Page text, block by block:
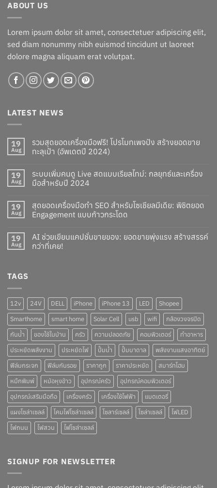
ABOUT US
Lorem ipsum dolor sit amet, consectetuer adipiscing elit,
sed diam nonummy nibh euismod tincidunt ut laoreet
dolore magna aliquam erat volutpat.
LATEST NEWS
19
Aug
รวมสุดยอดเครื่องมือฟรี! โปรโมทเพจปัง สร้างยอดขาย
ทะลุเป้า (อัพเดตปี 2024)
19
Aug
ระบบเพิ่มคนดู Live สดแบบเรียลไทม์: กลยุทธ์และเครื่อง
มือสำหรับปี 2024
19
Aug
สุดยอดเครื่องมือทำ SEO สำหรับโซเชียลมีเดีย: พิชิตยอด
Engagement แบบก้าวกระโดด
19
Aug
AI ช่วยเขียนแคปชั่นขายของ: ยอดขายพุ่งแรง สร้างสรรค์
กว่าที่เคย!
TAGS
12v 24V DELL iPhone iPhone 13 LED
Shopee
Smarthome
smart home Solar Cell usb wifi
กล้องวงจรปิด
กันน้ำ
ของใช้ในบ้าน ครัว ความปลอดภัย คอมพิวเตอร์
ทำอาหาร
ประหยัดพลังงาน
ประหยัดไฟ ปั๊มน้ำ ปั๊มบาดาล
พลังงานแสงอาทิตย์
ฟิล์มกระจก
ฟิล์มกันรอย ราคาถูก ราคาประหยัด
สมาร์ทโฮม
หมึกพิมพ์
หม้อหุงข้าว อุปกรณ์ครัว
อุปกรณ์คอมพิวเตอร์
อุปกรณ์เสริมมือถือ
เครื่องครัว เครื่องใช้ไฟฟ้า
แบตเตอรี่
แผงโซล่าเซลล์
โคมไฟโซล่าเซลล์ โซลาร์เซลล์ โซล่าเซลล์
ไฟLED
ไฟถนน
ไฟสวน ไฟโซล่าเซลล์
SIGNUP FOR NEWSLETTER